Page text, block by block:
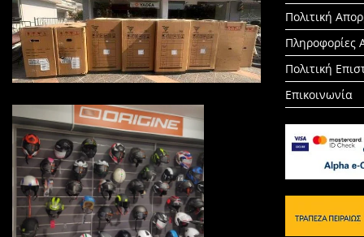
Πολιτική
Πληροφορίες
Πολιτική
Επικοινωνία